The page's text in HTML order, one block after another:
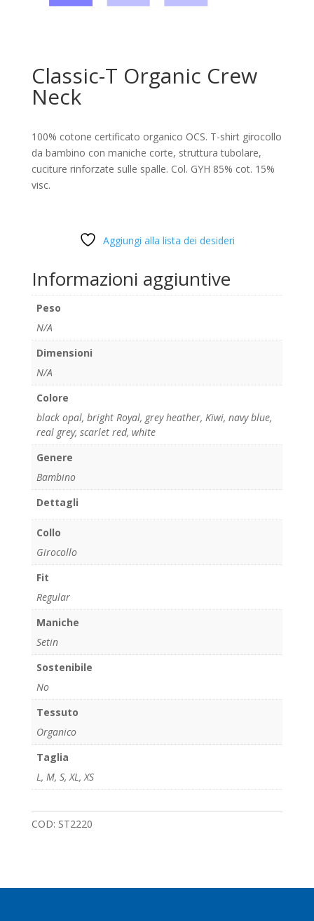
Classic-T Organic Crew
Neck
100% cotone certificato organico OCS. T-shirt girocollo
da bambino con maniche corte, struttura tubolare,
cuciture rinforzate sulle spalle. Col. GYH 85% cot. 15%
visc.
Aggiungi alla lista dei desideri
Informazioni aggiuntive
Peso
N/A
Dimensioni
N/A
Colore
black opal, bright Royal, grey heather, Kiwi, navy blue,
real grey, scarlet red, white
Genere
Bambino
Dettagli
Collo
Girocollo
Fit
Regular
Maniche
Setin
Sostenibile
No
Tessuto
Organico
Taglia
L , M, S, XL , XS
COD: ST2220